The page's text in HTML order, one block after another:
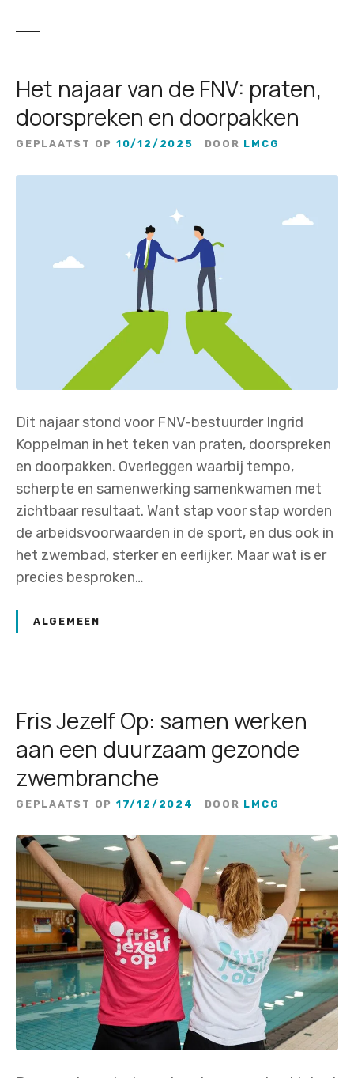
Het najaar van de FNV: praten,
doorspreken en doorpakken
GEPLAATST OP 10/12/2025 DOOR LMCG
Dit najaar stond voor FNV-bestuurder Ingrid
Koppelman in het teken van praten, doorspreken
en doorpakken. Overleggen waarbij tempo,
scherpte en samenwerking samenkwamen met
zichtbaar resultaat. Want stap voor stap worden
de arbeidsvoorwaarden in de sport, en dus ook in
het zwembad, sterker en eerlijker. Maar wat is er
precies besproken…
ALGEMEEN
Fris Jezelf Op: samen werken
aan een duurzaam gezonde
zwembranche
GEPLAATST OP 17/12/2024 DOOR LMCG